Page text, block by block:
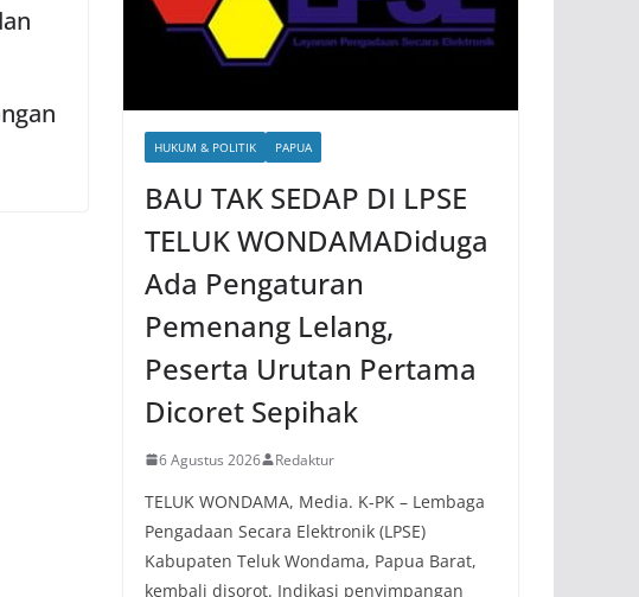
HUKUM & POLITIK PAPUA
BAU TAK SEDAP DI LPSE
TELUK WONDAMADiduga
Ada Pengaturan
Pemenang Lelang,
Peserta Urutan Pertama
Dicoret Sepihak
6 Agustus 2026 Redaktur
TELUK WONDAMA, Media. K-PK – Lembaga
Pengadaan Secara Elektronik (LPSE)
Kabupaten Teluk Wondama, Papua Barat,
kembali disorot. Indikasi penyimpangan